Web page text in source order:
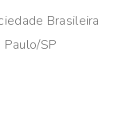
Brasileira
SP